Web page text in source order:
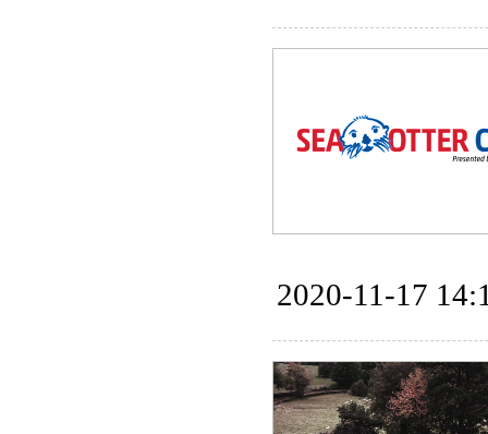
2020-11-17